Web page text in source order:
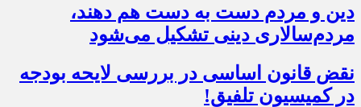
دین و مردم دست به‌ دست هم دهند،
مردم‌سالاری دینی تشکیل می‌شود
نقض قانون اساسی در بررسی لایحه بودجه
در کمیسیون تلفیق!